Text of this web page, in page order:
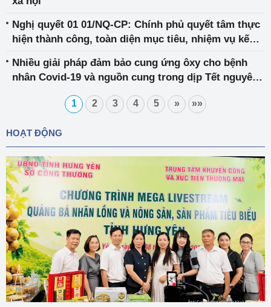
Nghị quyết 01 01/NQ-CP: Chính phủ quyết tâm thực
hiện thành công, toàn diện mục tiêu, nhiệm vụ kế
Nhiều giải pháp đảm bảo cung ứng ôxy cho bệnh
nhân Covid-19 và nguồn cung trong dịp Tết nguyên
1 2 3 4 5 » »»
HOẠT ĐỘNG